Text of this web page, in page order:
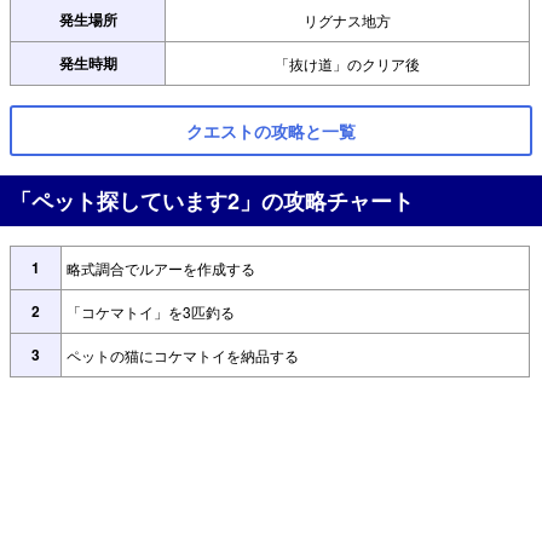
発生場所 リグナス地方
発生時期 「抜け道」のクリア後
クエストの攻略と一覧
「ペット探しています2」の攻略チャート
1 略式調合でルアーを作成する
2 「コケマトイ」を3匹釣る
3 ペットの猫にコケマトイを納品する